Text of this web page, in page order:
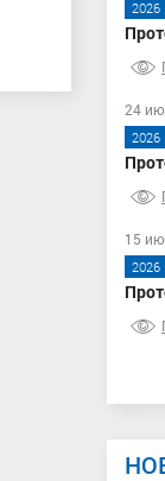
2026
24
2026
15
2026